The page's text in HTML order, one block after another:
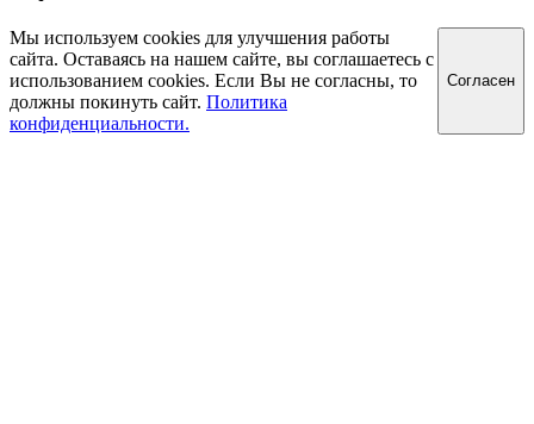
Мы используем cookies для улучшения работы
сайта. Оставаясь на нашем сайте, вы соглашаетесь с
использованием cookies. Если Вы не согласны, то
должны покинуть сайт. Политика
конфиденциальности.
Cогласен